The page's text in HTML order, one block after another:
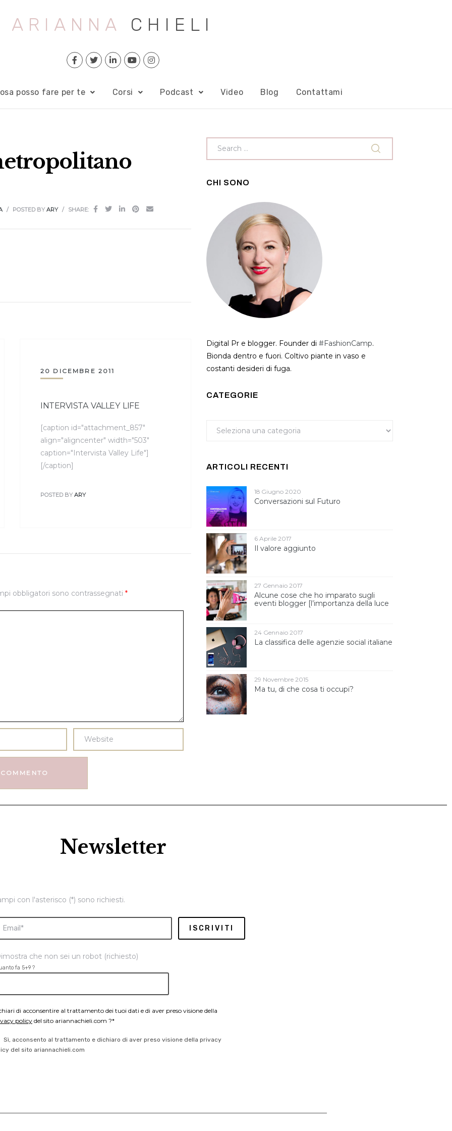
ARIANNA CHIELI
posso fare per te Corsi Podcast Video Blog Contattami
POSTED BYARY SHARE:
20 DICEMBRE 2011
INTERVISTA VALLEY LIFE
[caption id="attachment_857"
align="aligncenter" width="503"
caption="Intervista Valley Life"]
[/caption]
POSTED BY ARY
obbligatori sono contrassegnati *
CHI SONO
Digital Pr e blogger. Founder di #FashionCamp.
Bionda dentro e fuori. Coltivo piante in vaso e
costanti desideri di fuga.
CATEGORIE
ARTICOLI RECENTI
Conversazioni sul Futuro
18 Giugno 2020
Il valore aggiunto
6 Aprile 2017
Alcune cose che ho imparato sugli
eventi blogger [l’importanza della luce
27 Gennaio 2017
La classifica delle agenzie social italiane
24 Gennaio 2017
Ma tu, di che cosa ti occupi?
29 Novembre 2015
Newsletter
con l'asterisco (*) sono richiesti.
che non sei un robot (richiesto)
fa 5+9 ?
di acconsentire al trattamento dei tuoi dati e di aver preso visione della
policy del sito ariannachieli.com ?*
Sì, acconsento al trattamento e dichiaro di aver preso visione della privacy
del sito ariannachieli.com